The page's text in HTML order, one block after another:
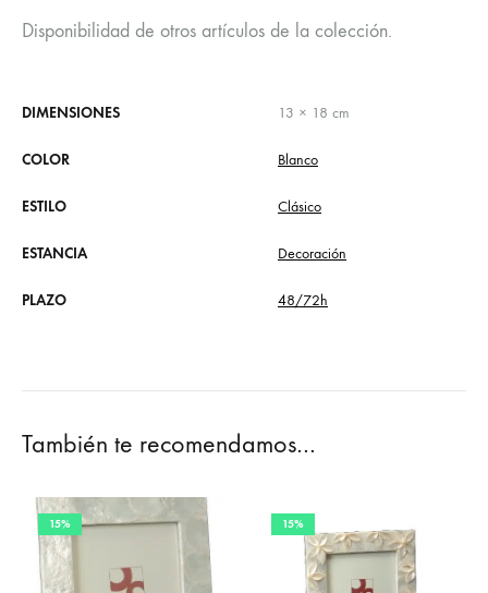
Disponibilidad de otros artículos de la colección.
DIMENSIONES 13 × 18 cm
COLOR Blanco
ESTILO Clásico
ESTANCIA Decoración
PLAZO 48/72h
También te recomendamos…
15% 15%